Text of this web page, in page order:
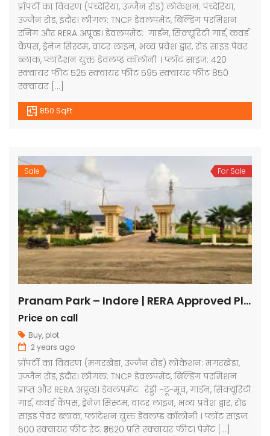
प्रॉपर्टी का विवरण (पंच्देरिया, उज्जैन रोड) लोकेशन: पंच्देरिया,
उज्जैन रोड, इंदौर। लीगल: TNCP डेवलपमेंट, बिल्डिंग परमिशन
रनिंग और RERA अप्रूव्ड। डेवलपमेंट: गार्डन, सिक्यूरिटी गार्ड, कवर्ड
कैंपस, ड्रेनेज सिस्टम, वाटर लाइन, भव्य प्रवेश द्वार, रोड साइड पेवर
ब्लाक, प्लांटेशन युक्त डेवलप्ड कॉलोनी । प्लॉट साइज: 420
स्क्वायर फीट 525 स्क्वायर फीट 595 स्क्वायर फीट 850
स्क्वायर […]
850 SqFt
Sale For Sale
Pranam Park – Indore | RERA Approved Plots
Price on call
Buy, plot
2 years ago
प्रॉपर्टी का विवरण (मगरखेडा, उज्जैन रोड) लोकेशन: मगरखेडा,
उज्जैन रोड, इंदौर। लीगल: TNCP डेवलपमेंट, बिल्डिंग परमिशन
प्राप्त और RERA अप्रूव्ड। डेवलपमेंट: रेड्डी -टू-मूव, गार्डन, सिक्यूरिटी
गार्ड, कवर्ड कैंपस, ड्रेनेज सिस्टम, वाटर लाइन, भव्य प्रवेश द्वार, रोड
साइड पेवर ब्लाक, प्लांटेशन युक्त डेवलप्ड कॉलोनी । प्लॉट साइज:
600 स्क्वायर फीट रेट: ₹3620 प्रति स्क्वायर फीट। पेमेंट […]